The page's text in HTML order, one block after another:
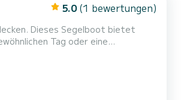
5.0 (1 bewertungen)
Dieses Segelboot bietet